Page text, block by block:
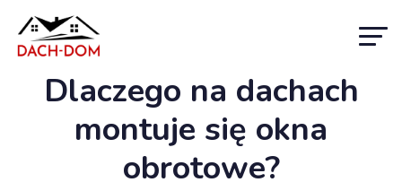
Dlaczego na dachach
montuje się okna
obrotowe?